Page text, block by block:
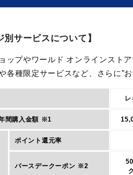
別サービスについて】
ップやワールド オンラインスト
各種限定サービスなど、さらに”
間購入金額 ※1
ポイント還元率
バースデークーポン ※2